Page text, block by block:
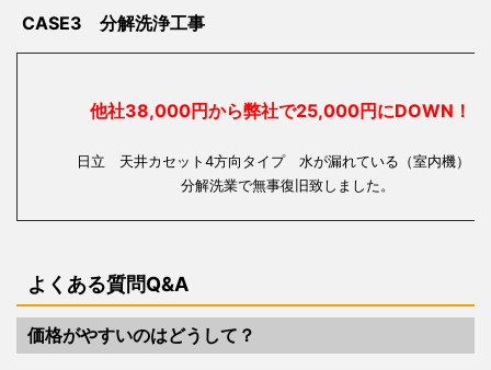
CASE3 分解洗浄工事
他社38,000円から弊社で25,000円にDOWN！
日立 天井カセット4方向タイプ 水が漏れている（室内
分解洗業で無事復旧致しました。
よくある質問Q&A
価格がやすいのはどうして？